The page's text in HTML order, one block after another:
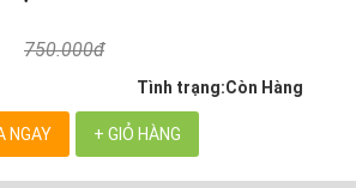
750.000đ
Tình trạng:Còn Hàng